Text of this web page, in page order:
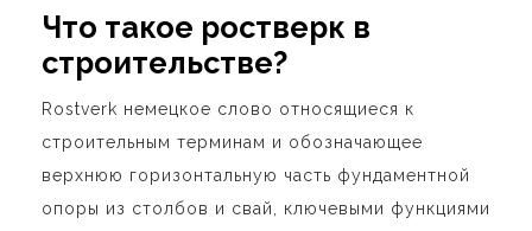
Что такое ростверк в
строительстве?
Rostverk немецкое слово относящиеся к
строительным терминам и обозначающее
верхнюю горизонтальную часть фундаментной
опоры из столбов и свай, ключевыми функциями